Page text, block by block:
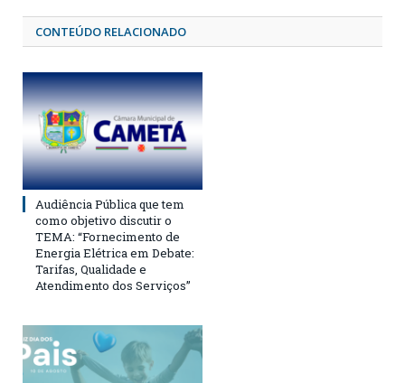
CONTEÚDO RELACIONADO
Audiência Pública que tem
como objetivo discutir o
TEMA: “Fornecimento de
Energia Elétrica em Debate:
Tarifas, Qualidade e
Atendimento dos Serviços”